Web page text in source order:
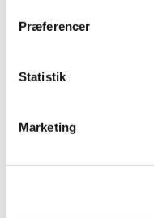
Præferencer
Statistik
Marketing